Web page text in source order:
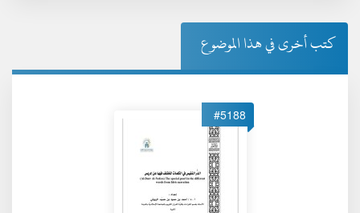
كتب أخرى في هذا الموضوع
#5188